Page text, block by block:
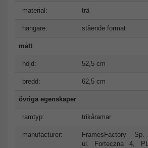
material: trä
hängare: stående format
mått
höjd: 52,5 cm
bredd: 62,5 cm
övriga egenskaper
ramtyp: trikåramar
manufacturer:
FramesFactory
ul. Forteczna 4,